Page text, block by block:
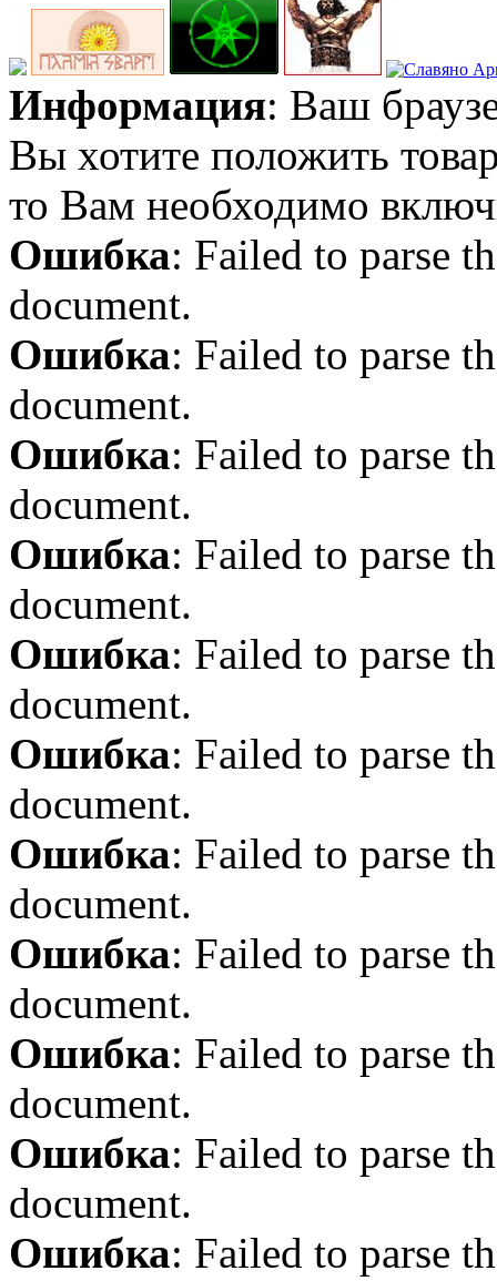
Информация: Ваш
Вы хотите положить
то Вам необходимо
Ошибка: Failed to parse
document.
Ошибка: Failed to parse
document.
Ошибка: Failed to parse
document.
Ошибка: Failed to parse
document.
Ошибка: Failed to parse
document.
Ошибка: Failed to parse
document.
Ошибка: Failed to parse
document.
Ошибка: Failed to parse
document.
Ошибка: Failed to parse
document.
Ошибка: Failed to parse
document.
Ошибка: Failed to parse